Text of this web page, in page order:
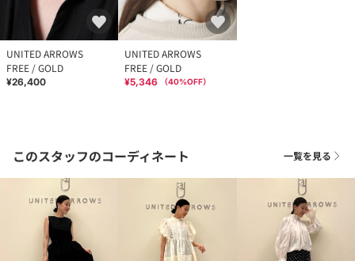
UNITED ARROWS
FREE / GOLD
¥26,400
UNITED ARROWS
FREE / GOLD
¥5,346 （40%OFF）
このスタッフのコーディネート 一覧を見る